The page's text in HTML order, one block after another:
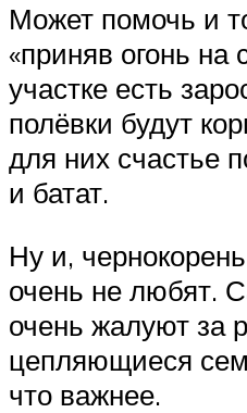
Может помочь и
«приняв огонь на
участке есть
полёвки будут
для них счастье
и батат.
Ну и,
очень не любят.
очень жалуют за
цепляющиеся
что важнее.